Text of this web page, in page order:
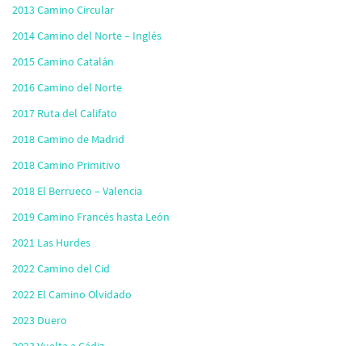
2013 Camino Circular
2014 Camino del Norte – Inglés
2015 Camino Catalán
2016 Camino del Norte
2017 Ruta del Califato
2018 Camino de Madrid
2018 Camino Primitivo
2018 El Berrueco – Valencia
2019 Camino Francés hasta León
2021 Las Hurdes
2022 Camino del Cid
2022 El Camino Olvidado
2023 Duero